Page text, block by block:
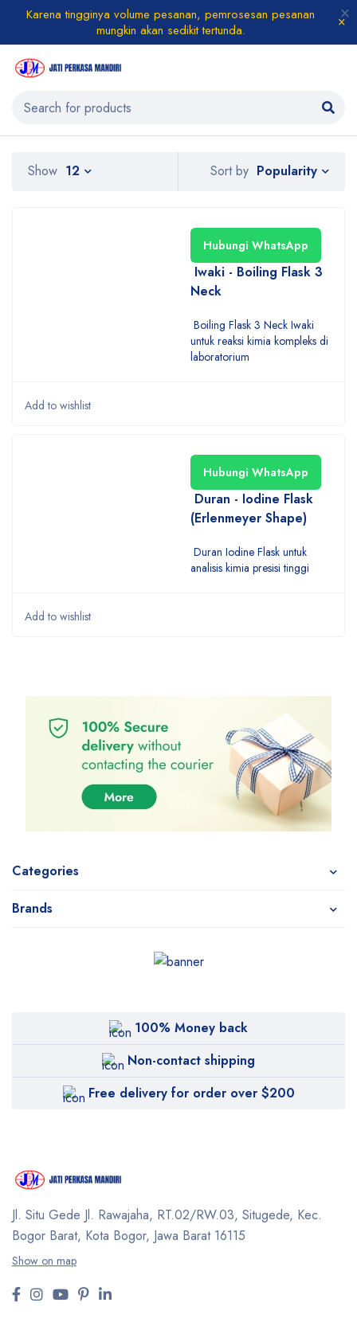
Karena tingginya volume pesanan, pemrosesan pesanan
mungkin akan sedikit tertunda.
Categories
Brands
Sort by Popularity
Show 12
Hubungi WhatsApp
Iwaki - Boiling Flask 3
Neck
Boiling Flask 3 Neck Iwaki
untuk reaksi kimia kompleks di
laboratorium
Hubungi WhatsApp
Duran - Iodine Flask
(Erlenmeyer Shape)
Duran Iodine Flask untuk
analisis kimia presisi tinggi
100% Money back
Non-contact shipping
Free delivery for order over $200
Jl. Situ Gede Jl. Rawajaha, RT.02/RW.03, Situgede, Kec.
Bogor Barat, Kota Bogor, Jawa Barat 16115
Show on map